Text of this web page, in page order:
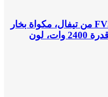
مكواة ايزي جليس بلس FV5718 من تيفال، مكواة بخار
جاف وقاعدة من الدوريليوم، قدرة 2400 وات، لون